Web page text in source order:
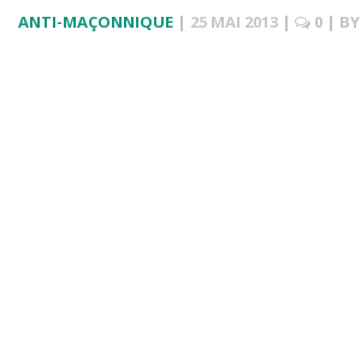
ANTI-MAÇONNIQUE | 25 MAI 2013 | 0 | BY